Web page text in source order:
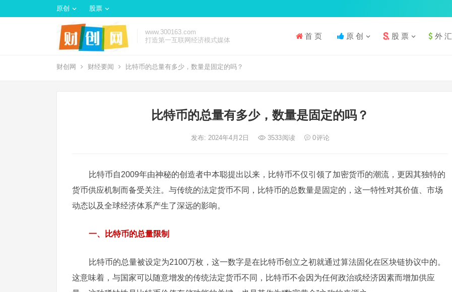
原创 股票
www.300163.com
打造第一互联网经济模式媒体
首 页 原 创 股 票 外 汇
财创网 财经要闻 比特币的总量有多少，数量是固定的吗？
比特币的总量有多少，数量是固定的吗？
发布: 2024年4月2日 3533阅读 0评论
比特币自2009年由神秘的创造者中本聪提出以来，比特币不仅引领了加密货币的潮流，更因其独特的
货币供应机制而备受关注。与传统的法定货币不同，比特币的总数量是固定的，这一特性对其价值、市场
动态以及全球经济体系产生了深远的影响。
一、比特币的总量限制
比特币的总量被设定为2100万枚，这一数字是在比特币创立之初就通过算法固化在区块链协议中的。
这意味着，与国家可以随意增发的传统法定货币不同，比特币不会因为任何政治或经济因素而增加供应